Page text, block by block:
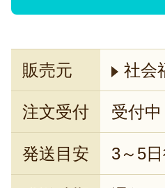
販売元 社会
注文受付 受付中
発送目安 3～5